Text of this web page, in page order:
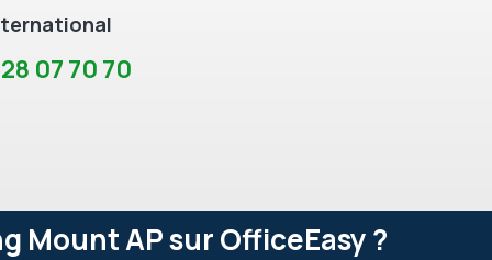
07 70 70
Mount AP sur OfficeEasy ?